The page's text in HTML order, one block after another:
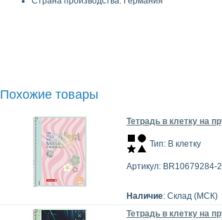
Похожие товары
Тетрадь в клетку на
Тип: В клетку
Артикул: BR10679284-
Наличие: Склад (МСК)
Тетрадь в клетку на